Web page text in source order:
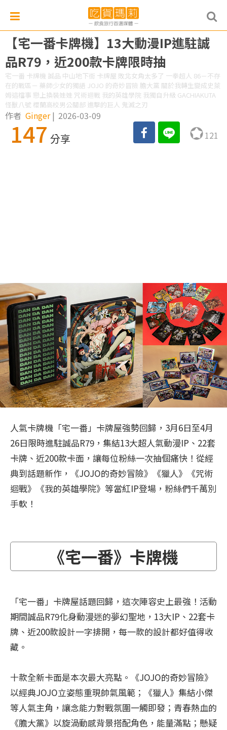
【宅一番卡牌機】13大動漫IP進駐誠
品R79，近200款卡牌限時抽
宅一番 卡牌機 誠品 中山地下街 卡牌屋 敗北女角太多了 一拳超人 86－不存
在的戰區－ 藥師少女的獨語 JOJO 的奇妙冒險 膽大黨 關於我轉生變成史萊
姆這檔事 戀上換裝娃娃 咒術迴戰 我的英雄學院 我獨自升級 GACHIAKUTA
怪獸八號 櫻蘭高校男公關部 進擊的巨人 鬼滅之刃
作者 Ginger| 2026-03-09
147 分享 121
人氣卡牌機「宅一番」卡牌屋強勢回歸，3月6日至4月
26日限時進駐誠品R79，集結13大超人氣動漫IP、22套
卡牌、近200款卡面，讓每位粉絲一次抽個痛快！從經
典到話題新作，《JOJO的奇妙冒險》《獵人》《咒術
迴戰》《我的英雄學院》等當紅IP登場，粉絲們千萬別
手軟！
《宅一番》卡牌機
「宅一番」卡牌屋話題回歸，這次陣容史上最強！活動
期間誠品R79化身動漫迷的夢幻聖地，13大IP、22套卡
牌、近200款設計一字排開，每一款的設計都好值得收
藏。
十款全新卡面是本次最大亮點。《JOJO的奇妙冒險》
以經典JOJO立姿態重現帥氣風範；《獵人》集結小傑
等人氣主角，讓念能力對戰氛圍一觸即發；青春熱血的
《膽大黨》以旋渦動感背景搭配角色，能量滿點；懸疑